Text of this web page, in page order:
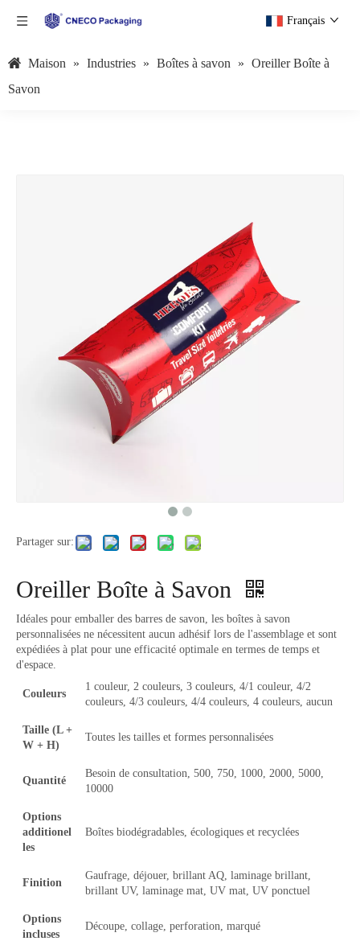
Français
Maison » Industries » Boîtes à savon » Oreiller Boîte à
Savon
Partager sur:
Oreiller Boîte à Savon
Idéales pour emballer des barres de savon, les boîtes à savon
personnalisées ne nécessitent aucun adhésif lors de l'assemblage et sont
expédiées à plat pour une efficacité optimale en termes de temps et
d'espace.
Couleurs
1 couleur, 2 couleurs, 3 couleurs, 4/1 couleur, 4/2
couleurs, 4/3 couleurs, 4/4 couleurs, 4 couleurs, aucun
Taille (L +
W + H)
Toutes les tailles et formes personnalisées
Quantité
Besoin de consultation, 500, 750, 1000, 2000, 5000,
10000
Options
additionel
les
Boîtes biodégradables, écologiques et recyclées
Finition
Gaufrage, déjouer, brillant AQ, laminage brillant,
brillant UV, laminage mat, UV mat, UV ponctuel
Options
incluses
Découpe, collage, perforation, marqué